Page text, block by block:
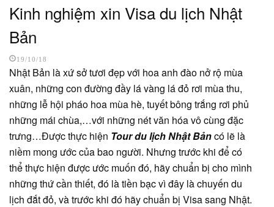
Kinh nghiệm xin Visa du lịch Nhật
Bản
19/10/18
Nhật Bản là xứ sở tươi đẹp với hoa anh đào nở rộ mùa
xuân, những con đường đầy lá vàng lá đỏ rơi mùa thu,
những lễ hội pháo hoa mùa hè, tuyết bông trắng rơi phủ
những mái chùa,…với những nét văn hóa vô cùng đặc
trưng…Được thực hiện Tour du lịch Nhật Bảncó lẽ là
niềm mong ước của bao người. Nhưng trước khi để có
thể thực hiện được ước muốn đó, hãy chuẩn bị cho mình
những thứ cần thiết, đó là tiền bạc vì đây là chuyến du
lịch đắt đỏ, và trước khi đó hãy chuẩn bị Visa sang Nhật.